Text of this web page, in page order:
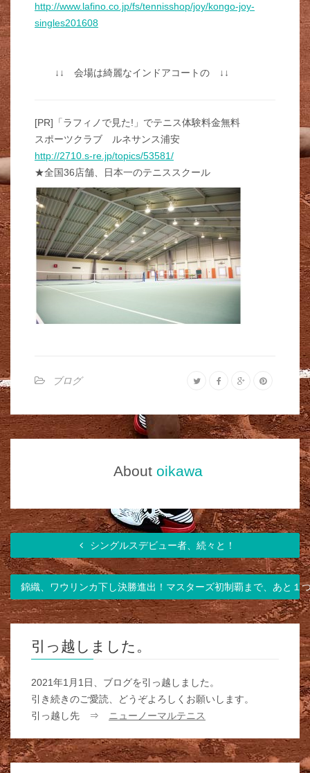
http://www.lafino.co.jp/fs/tennisshop/joy/kongo-joy-
singles201608
↓↓ 会場は綺麗なインドアコートの ↓↓
[PR]「ラフィノで見た!」でテニス体験料金無料
スポーツクラブ ルネサンス浦安
http://2710.s-re.jp/topics/53581/
★全国36店舗、日本一のテニススクール
ブログ
About oikawa
シングルスデビュー者、続々と！
錦織、ワウリンカ下し決勝進出！マスターズ初制覇まで、あと１
引っ越しました。
2021年1月1日、ブログを引っ越しました。
引き続きのご愛読、どうぞよろしくお願いします。
引っ越し先 ⇒
ニューノーマルテニス